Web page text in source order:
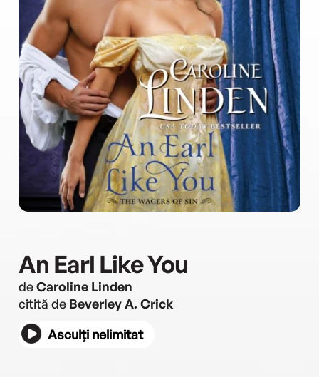
An Earl Like You
deCaroline Linden
citită de Beverley A. Crick
Asculți nelimitat